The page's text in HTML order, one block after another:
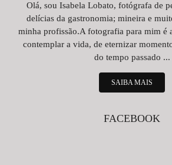
Olá, sou Isabela Lobato, fotógrafa de
delícias da gastronomia; mineira e
minha profissão.A fotografia para mim é
contemplar a vida, de eternizar
do tempo passado ...
SAIBA MAIS
FACEBOOK